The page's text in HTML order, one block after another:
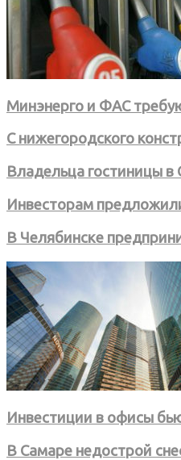
Минэнерго и ФАС
С нижегородского
Владельца гостиницы в
Инвесторам
В Челябинске
Инвестиции в офисы
В Самаре недострой